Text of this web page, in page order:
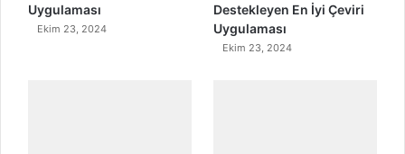
Uygulaması
Ekim 23, 2024
Destekleyen En İyi Çeviri
Uygulaması
Ekim 23, 2024